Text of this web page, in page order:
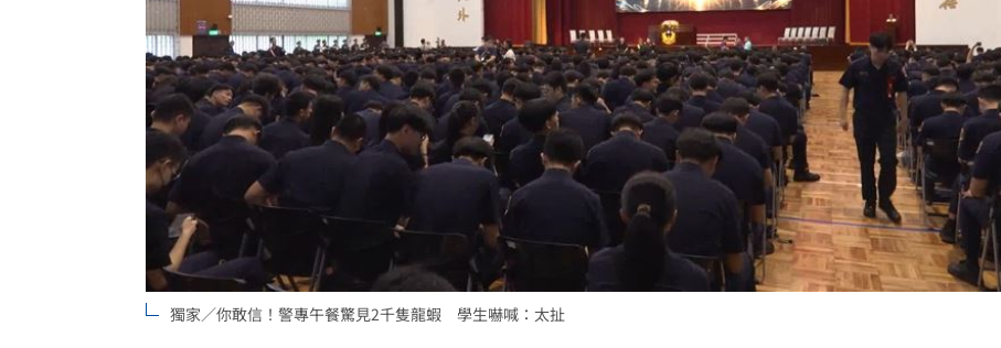
商場戰國來臨 台中「頂奢大道」逐漸成形 12:00
台彩父親節推新刮刮樂千萬頭獎超「爸」氣 12:00
「拍片人的多重宇宙」職涯論壇9/12登場！ 10:30
8國球員齊聚高雄 Formosa 7s掀足球熱潮 10:00
理想混蛋號召粉絲跨海追星吃美食！ 18:15
獨家／你敢信！警專午餐驚見2千隻龍蝦 學生嚇喊：太扯